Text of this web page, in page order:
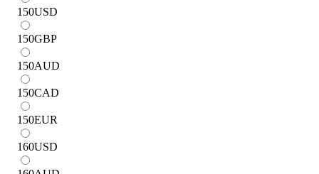
150USD
150GBP
150AUD
150CAD
150EUR
160USD